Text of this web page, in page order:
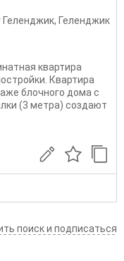
Геленджик, Геленджик
квартира
Квартира
блочного дома с
(3 метра) создают
поиск и подписаться